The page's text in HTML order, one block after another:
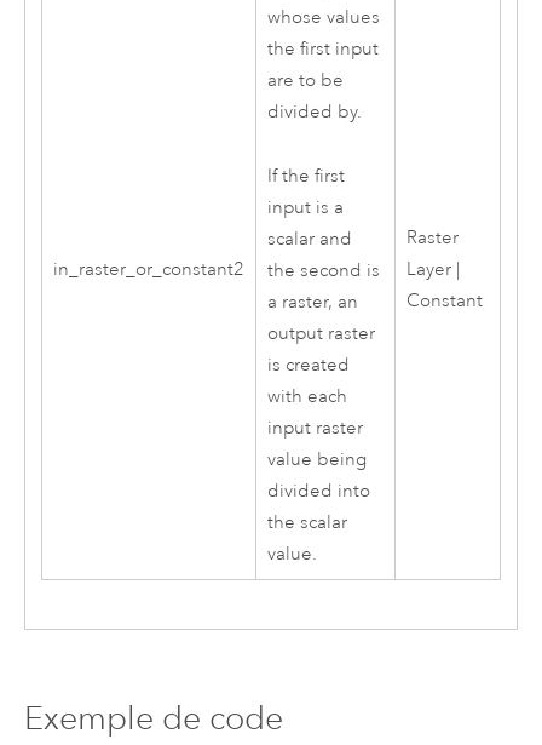
in_raster_or_constant2
whose values
the first input
are to be
divided by.
If the first
input is a
scalar and
the second is
a raster, an
output raster
is created
with each
input raster
value being
divided into
the scalar
value.
Raster
Layer |
Constant
Exemple de code